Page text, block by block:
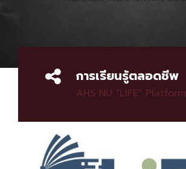
การเรียนรู้ตลอดชีพ
AHS NU "LIFE" Platform